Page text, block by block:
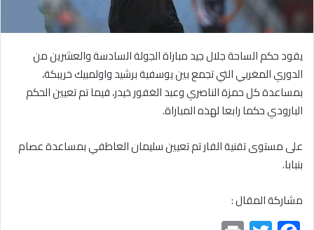
يقود حكم الساحة جلال جيد مباراة الجولة السادسة والعشرين من
الدوري المغربي التي تجمع بين يوسفية برشيد واولمبيك خريبكة،
بمساعدة كل حمزة الناصري وعبد الغفور خيدر، فيما تم تعيين الحكم
البارودي حكما رابعا لهذه المباراة.
على مستوى تقنية الفار تم تعيين سليمان العاطفي بمساعدة عصام
بنبابا.
مشاركة المقال :